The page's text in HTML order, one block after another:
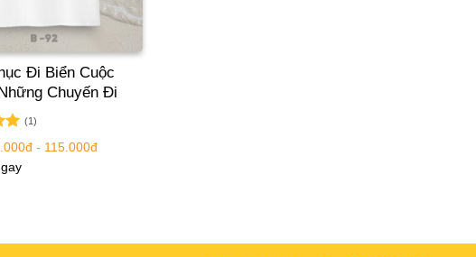
Đi Biển Cuộc
Chuyến Đi
(1)
- 115.000đ